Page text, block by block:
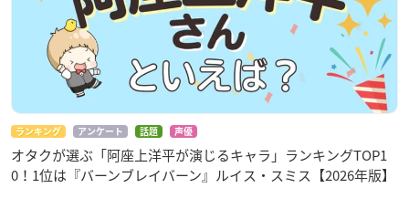
ランキング アンケート 話題 声優
オタクが選ぶ「阿座上洋平が演じるキャラ」ランキングTOP1
0！1位は『バーンブレイバーン』ルイス・スミス【2026年版】